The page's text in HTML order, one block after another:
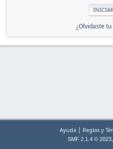
¿Olvidaste
Ayuda | Reglas y
SMF 2.1.4 © 2023,